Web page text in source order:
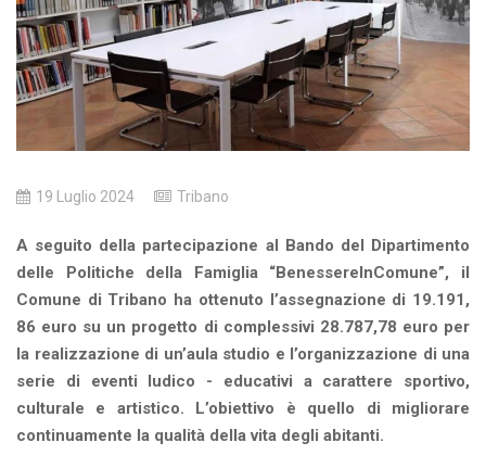
19 Luglio 2024 Tribano
A seguito della partecipazione al Bando del Dipartimento
delle Politiche della Famiglia “BenessereInComune”, il
Comune di Tribano ha ottenuto l’assegnazione di 19.191,
86 euro su un progetto di complessivi 28.787,78 euro per
la realizzazione di un’aula studio e l’organizzazione di una
serie di eventi ludico - educativi a carattere sportivo,
culturale e artistico. L’obiettivo è quello di migliorare
continuamente la qualità della vita degli abitanti.